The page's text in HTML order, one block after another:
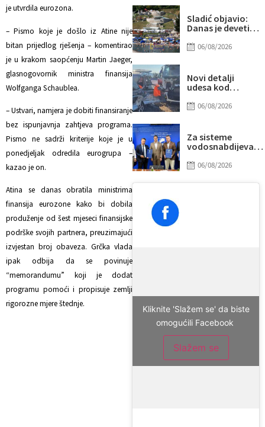
je utvrdila eurozona.
– Pismo koje je došlo iz Atine nije
bitan prijedlog rješenja – komentirao
je u krakom saopćenju Martin Jaeger,
glasnogovornik ministra finansija
Wolfganga Schaublea.
– Ustvari, namjera je dobiti finansiranje
bez ispunjavnja zahtjeva programa.
Pismo ne sadrži kriterije koje je u
ponedjeljak odredila eurogrupa –
kazao je on.
Atina se danas obratila ministrima
finansija eurozone kako bi dobila
produženje od šest mjeseci finansijske
podrške svojih partnera, preuzimajući
izvjestan broj obaveza. Grčka vlada
ipak odbija da se povinuje
“memorandumu” koji je dodat
programu pomoći i propisuje zemlji
rigorozne mjere štednje.
Sladić objavio:
Danas je deveti
od 40 stepeni,
06/08/2026
Novi detalji
udesa kod
Preminuo
povrijeđenima i
beba
06/08/2026
Za sisteme
izdvojeno gotovo
06/08/2026
Kliknite 'Slažem se' da biste
omogućili Facebook
Slažem se